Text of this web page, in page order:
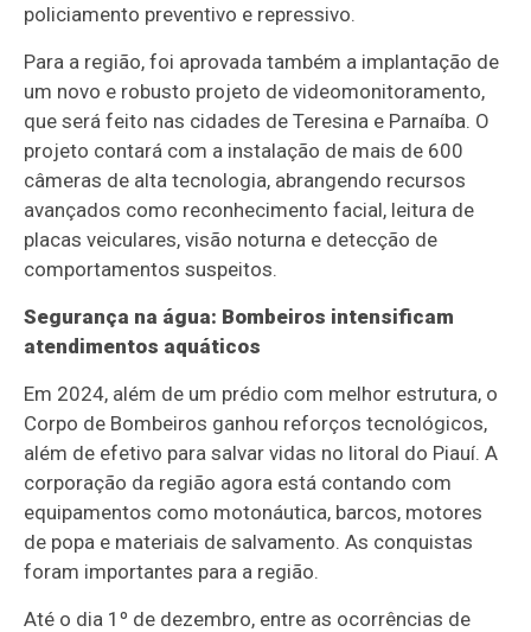
policiamento preventivo e repressivo.
Para a região, foi aprovada também a implantação de
um novo e robusto projeto de videomonitoramento,
que será feito nas cidades de Teresina e Parnaíba. O
projeto contará com a instalação de mais de 600
câmeras de alta tecnologia, abrangendo recursos
avançados como reconhecimento facial, leitura de
placas veiculares, visão noturna e detecção de
comportamentos suspeitos.
Segurança na água: Bombeiros intensificam
atendimentos aquáticos
Em 2024, além de um prédio com melhor estrutura, o
Corpo de Bombeiros ganhou reforços tecnológicos,
além de efetivo para salvar vidas no litoral do Piauí. A
corporação da região agora está contando com
equipamentos como motonáutica, barcos, motores
de popa e materiais de salvamento. As conquistas
foram importantes para a região.
Até o dia 1º de dezembro, entre as ocorrências de